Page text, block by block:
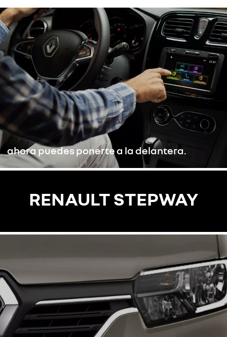
ahora puedes ponerte a la delantera.
RENAULT STEPWAY